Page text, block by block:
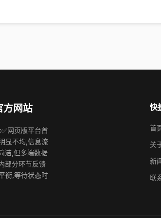
方网站
网页版平台首
显不均,信息流
洁,但多端数据
部分环节反馈
衡,等待状态时
快
首
关
新
联